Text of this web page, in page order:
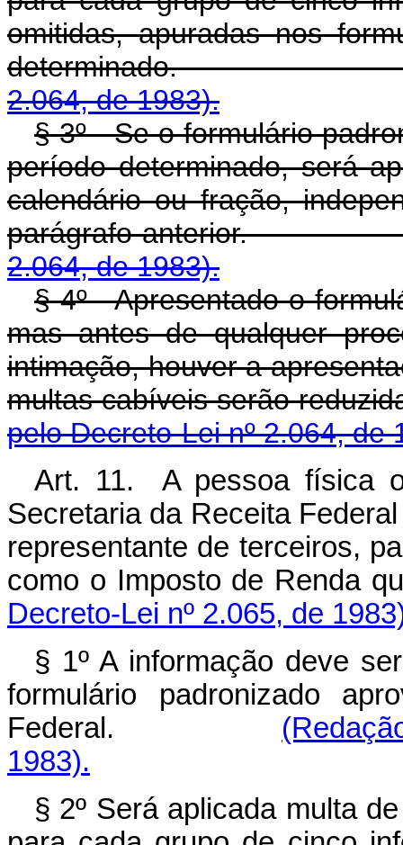
omitidas, apuradas nos
2.064, de 1983).
§ 3º - Se o formulário
período determinado, será
calendário ou fração,
parágrafo
2.064, de 1983).
§ 4º - Apresentado o
mas antes de qualquer
intimação, houver a
multas cabíveis
pelo Decreto-Lei nº 2.064, de
Art. 11. A pessoa física
Secretaria da Receita
representante de terceiros,
como o Imposto de Renda
Decreto-Lei nº 2.065, de
§ 1º A informação deve
formulário padronizado
Federal.
1983).
§ 2º Será aplicada multa